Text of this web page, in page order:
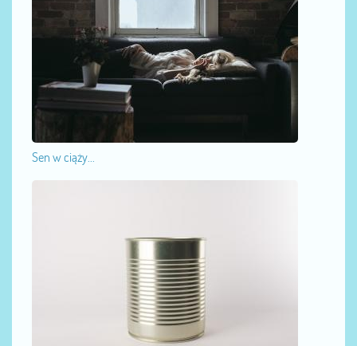
Sen w ciąży...